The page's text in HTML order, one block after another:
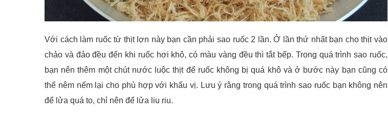
Với cách làm ruốc từ thịt lợn này bạn cần phải sao ruốc 2 lần. Ở lần thứ nhất bạn cho thịt vào
chảo và đảo đều đến khi ruốc hơi khô, có màu vàng đều thì tắt bếp. Trong quá trình sao ruốc,
bạn nên thêm một chút nước luộc thịt để ruốc không bị quá khô và ở bước này bạn cũng có
thể nêm nếm lại cho phù hợp với khẩu vị. Lưu ý rằng trong quá trình sao ruốc bạn không nên
để lửa quá to, chỉ nên để lửa liu riu.